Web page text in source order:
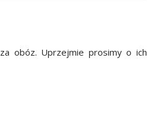
obóz. Uprzejmie prosimy o ich